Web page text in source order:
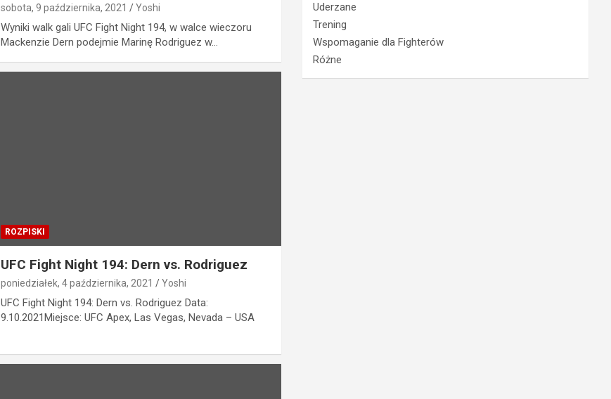
sobota, 9 października, 2021 Yoshi
Wyniki walk gali UFC Fight Night 194, w walce wieczoru
Mackenzie Dern podejmie Marinę Rodriguez w…
ROZPISKI
UFC Fight Night 194: Dern vs. Rodriguez
poniedziałek, 4 października, 2021 Yoshi
UFC Fight Night 194: Dern vs. Rodriguez Data:
9.10.2021Miejsce: UFC Apex, Las Vegas, Nevada – USA
Uderzane
Trening
Wspomaganie dla Fighterów
Różne